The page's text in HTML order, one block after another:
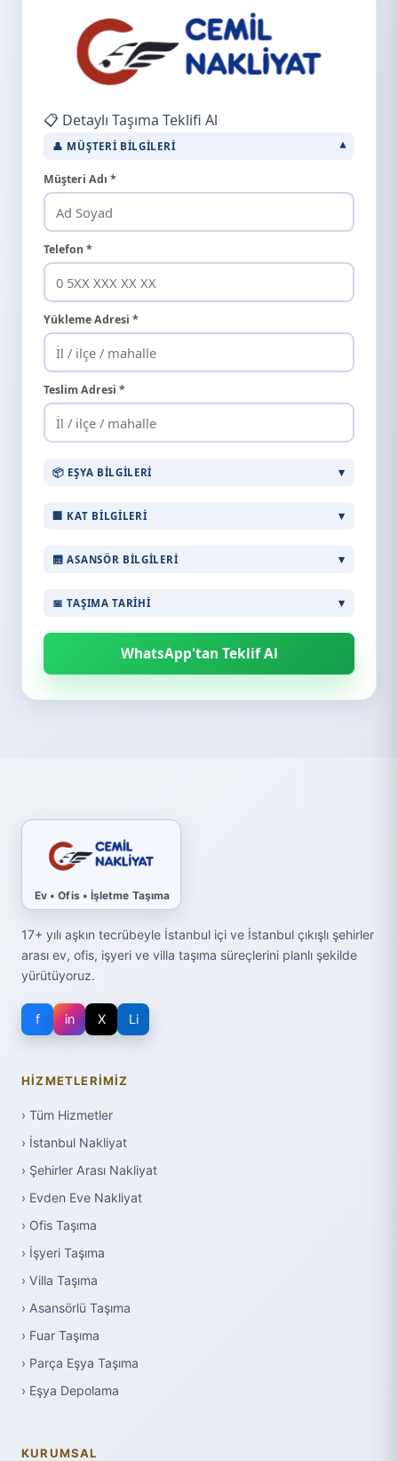
📋 Detaylı Taşıma Teklifi Al
👤 MÜŞTERI BILGILERI
Müşteri Adı *
Telefon *
Yükleme Adresi *
Teslim Adresi *
📦 EŞYA BILGILERI
🏢 KAT BILGILERI
🛗 ASANSÖR BILGILERI
📅 TAŞIMA TARIHI
WhatsApp'tan Teklif Al
Ev • Ofis • İşletme Taşıma
17+ yılı aşkın tecrübeyle İstanbul içi ve İstanbul çıkışlı şehirler
arası ev, ofis, işyeri ve villa taşıma süreçlerini planlı şekilde
yürütüyoruz.
f in X Li
HIZMETLERIMIZ
› Tüm Hizmetler
› İstanbul Nakliyat
› Şehirler Arası Nakliyat
› Evden Eve Nakliyat
› Ofis Taşıma
› İşyeri Taşıma
› Villa Taşıma
› Asansörlü Taşıma
› Fuar Taşıma
› Parça Eşya Taşıma
› Eşya Depolama
KURUMSAL